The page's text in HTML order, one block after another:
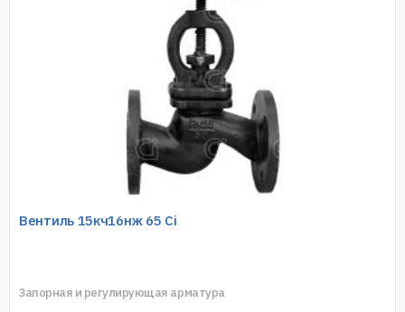
Вентиль 15кч16нж 65 Ci
Запорная и регулирующая арматура